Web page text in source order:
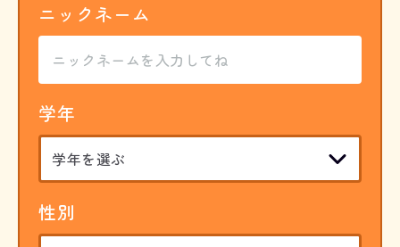
ニックネーム
学年
性別